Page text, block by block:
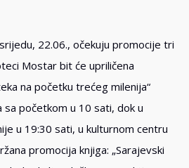
22.06., očekuju promocije tri
Mostar bit će upriličena
na početku trećeg milenija“
sa početkom u 10 sati, dok u
u 19:30 sati, u kulturnom centru
promocija knjiga: „Sarajevski